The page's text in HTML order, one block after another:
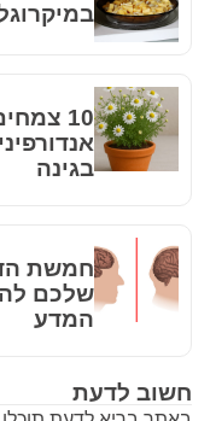
חשוב לדעת
10
בגינה
חמשת
שלכם
המדע